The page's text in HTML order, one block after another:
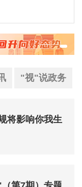
"视"说政务
将影响你我生